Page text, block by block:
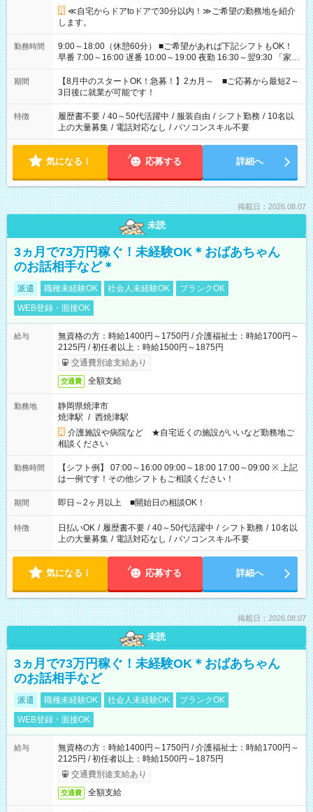
≪自宅からドアtoドアで30分以内！≫ご希望の勤務地を紹介
します。
勤務時間
9:00～18:00（休憩60分） ■ご希望があれば下記シフトもOK！
早番 7:00～16:00 遅番 10:00～19:00 夜勤 16:30～翌9:30 「家族
と休みを合わせたい」 「余裕を持って夕飯の準備がしたい」
「できれば残業はしたくない」 など、ご希望を教えてください
ね。 ※Wワーク希望の方へ 今ご覧のお仕事で希望する勤務時間
と、もう1つのお仕事の勤務時間。 合計で週40時間を超える場
合は応募できません。
期間
【8月中のスタートOK！急募！】2カ月～ ■ご応募から最短2～
3日後に就業が可能です！
特徴 履歴書不要 / 40～50代活躍中 / 服装自由 / シフト勤務 / 10名以
上の大量募集 / 電話対応なし / パソコンスキル不要
気になる！ 応募する 詳細へ
掲載日：2026.08.07
未読
3ヵ月で73万円稼ぐ！未経験OK＊おばあちゃん
のお話相手など＊
派遣 職種未経験OK 社会人未経験OK
ブランクOK
WEB登録・面接OK
給与
無資格の方：時給1400円～1750円 / 介護福祉士：時給1700円～
2125円 / 初任者以上：時給1500円～1875円
交通費別途支給あり
交通費 全額支給
勤務地
静岡県焼津市
焼津駅 / 西焼津駅
介護施設や病院など ★自宅近くの施設がいいなど勤務地ご
相談ください
勤務時間
【シフト例】 07:00～16:00 09:00～18:00 17:00～09:00 ※ 上記
は一例です！その他シフトもご相談ください！
期間 即日～2ヶ月以上 ■開始日の相談OK！
特徴 日払いOK / 履歴書不要 / 40～50代活躍中 / シフト勤務 / 10名以
上の大量募集 / 電話対応なし / パソコンスキル不要
気になる！ 応募する 詳細へ
掲載日：2026.08.07
未読
3ヵ月で73万円稼ぐ！未経験OK＊おばあちゃん
のお話相手など
派遣 職種未経験OK 社会人未経験OK
ブランクOK
WEB登録・面接OK
給与
無資格の方：時給1400円～1750円 / 介護福祉士：時給1700円～
2125円 / 初任者以上：時給1500円～1875円
交通費別途支給あり
交通費 全額支給